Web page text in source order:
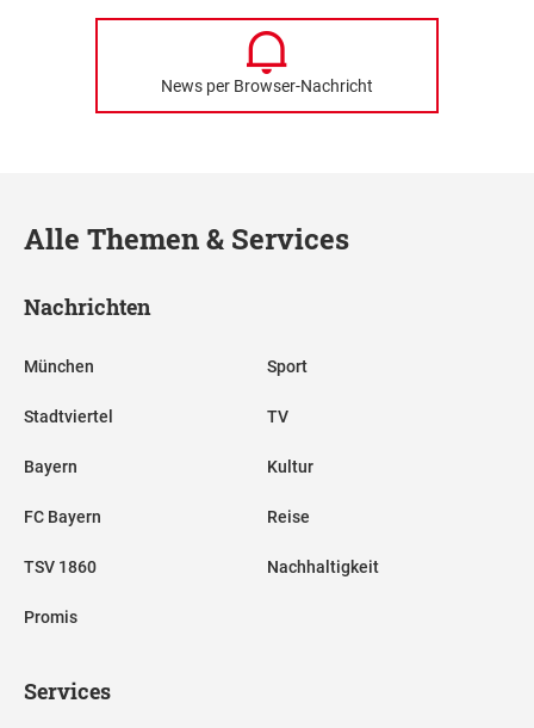
News per Browser-Nachricht
Alle Themen & Services
Nachrichten
München
Stadtviertel
Bayern
FC Bayern
TSV 1860
Promis
Sport
TV
Kultur
Reise
Nachhaltigkeit
Services